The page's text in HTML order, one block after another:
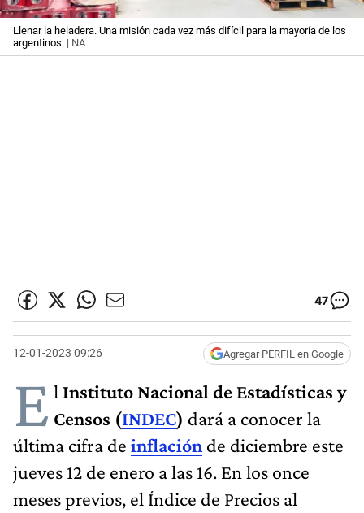
Llenar la heladera. Una misión cada vez más difícil para la mayoría de los
argentinos. | NA
47
12-01-2023 09:26 Agregar PERFIL en Google
E l Instituto Nacional de Estadísticas y
Censos (INDEC) dará a conocer la
última cifra de inflación de diciembre este
jueves 12 de enero a las 16. En los once
meses previos, el Índice de Precios al